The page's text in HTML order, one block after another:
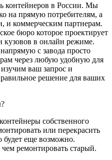
контейнеров в России. Мы
на прямую потребителям, а
и коммерческим партнерам.
бюро которое проектирует
кузовов в онлайн режиме.
с завода просто
через любую удобную для
ваш запрос и
решение для ваших
собственного
или перекрасить
будет еще возможно.
ремонтировать старый.